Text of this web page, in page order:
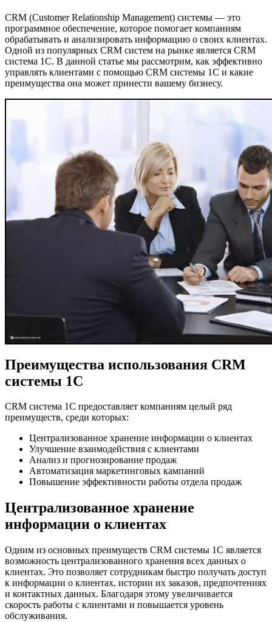
CRM (Customer Relationship Management) системы — это
программное обеспечение, которое помогает компаниям
обрабатывать и анализировать информацию о своих клиентах.
Одной из популярных CRM систем на рынке является CRM
система 1С. В данной статье мы рассмотрим, как эффективно
управлять клиентами с помощью CRM системы 1С и какие
преимущества она может принести вашему бизнесу.
Преимущества использования CRM
системы 1С
CRM система 1С предоставляет компаниям целый ряд
преимуществ, среди которых:
Централизованное хранение информации о клиентах
Улучшение взаимодействия с клиентами
Анализ и прогнозирование продаж
Автоматизация маркетинговых кампаний
Повышение эффективности работы отдела продаж
Централизованное хранение
информации о клиентах
Одним из основных преимуществ CRM системы 1С является
возможность централизованного хранения всех данных о
клиентах. Это позволяет сотрудникам быстро получать доступ
к информации о клиентах, истории их заказов, предпочтениях
и контактных данных. Благодаря этому увеличивается
скорость работы с клиентами и повышается уровень
обслуживания.